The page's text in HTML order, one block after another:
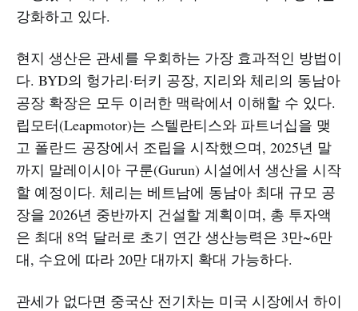
강화하고 있다.
현지 생산은 관세를 우회하는 가장 효과적인 방법이
다. BYD의 헝가리·터키 공장, 지리와 체리의 동남아
공장 확장은 모두 이러한 맥락에서 이해할 수 있다.
립모터(Leapmotor)는 스텔란티스와 파트너십을 맺
고 폴란드 공장에서 조립을 시작했으며, 2025년 말
까지 말레이시아 구룬(Gurun) 시설에서 생산을 시작
할 예정이다. 체리는 베트남에 동남아 최대 규모 공
장을 2026년 중반까지 건설할 계획이며, 총 투자액
은 최대 8억 달러로 초기 연간 생산능력은 3만~6만
대, 수요에 따라 20만 대까지 확대 가능하다.
관세가 없다면 중국산 전기차는 미국 시장에서 하이